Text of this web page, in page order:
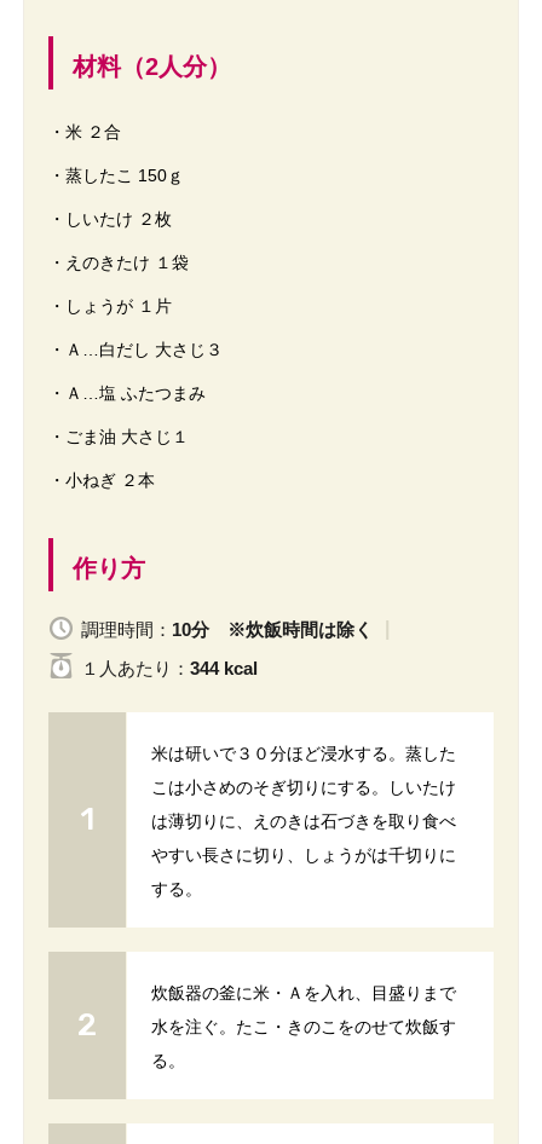
材料（2人分）
・米 ２合
・蒸したこ 150ｇ
・しいたけ ２枚
・えのきたけ １袋
・しょうが １片
・Ａ…白だし 大さじ３
・Ａ…塩 ふたつまみ
・ごま油 大さじ１
・小ねぎ ２本
作り方
調理時間： 10分 ※炊飯時間は除く
１人 あたり ： 344 kcal
米は研いで３０分ほど浸水する。蒸した
こは小さめのそぎ切りにする。しいたけ
は薄切りに、えのきは石づきを取り食べ
やすい長さに切り、しょうがは千切りに
する。
炊飯器の釜に米・Ａを入れ、目盛りまで
水を注ぐ。たこ・きのこをのせて炊飯す
る。